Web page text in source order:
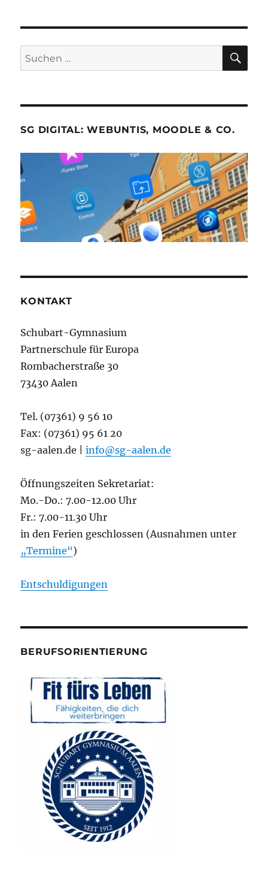
Suche
nach:
SG DIGITAL: WEBUNTIS, MOODLE & CO.
KONTAKT
Schubart-Gymnasium
Partnerschule für Europa
Rombacherstraße 30
73430 Aalen
Tel. (07361) 9 56 10
Fax: (07361) 95 61 20
sg-aalen.de |info@sg-aalen.de
Öffnungszeiten Sekretariat:
Mo.-Do.: 7.00-12.00 Uhr
Fr.: 7.00-11.30 Uhr
in den Ferien geschlossen (Ausnahmen unter
„Termine“)
Entschuldigungen
BERUFSORIENTIERUNG